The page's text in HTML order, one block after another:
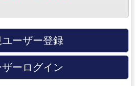
ユーザー登録
ーログイン